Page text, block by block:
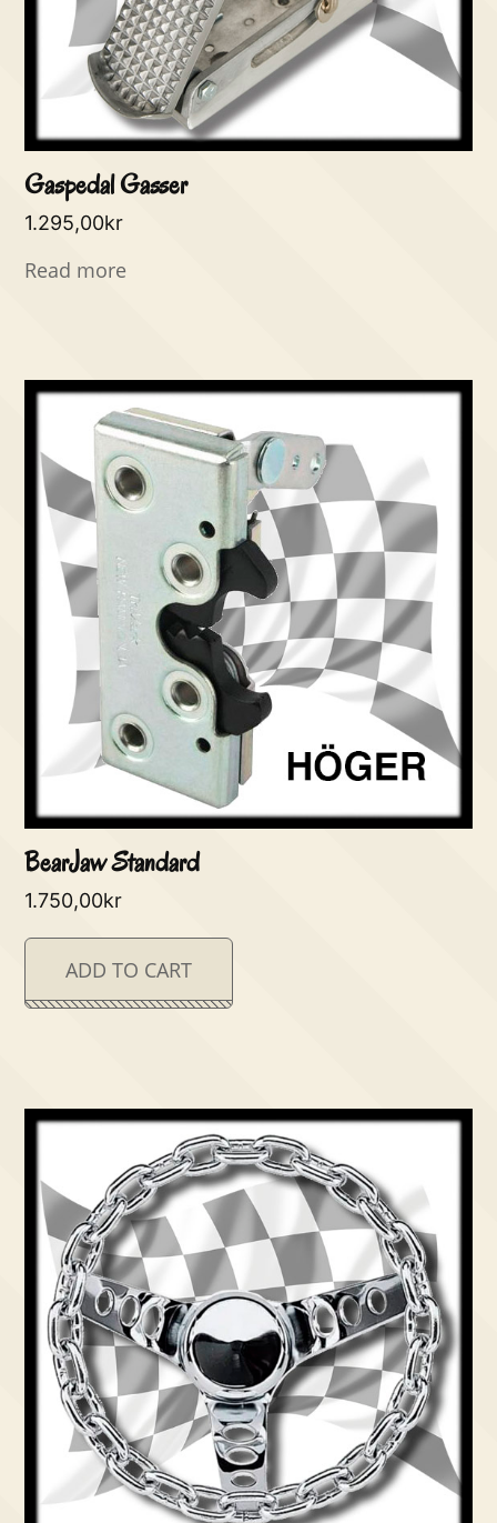
Gaspedal Gasser
1.295,00kr
Read more
BearJaw Standard
1.750,00kr
ADD TO CART